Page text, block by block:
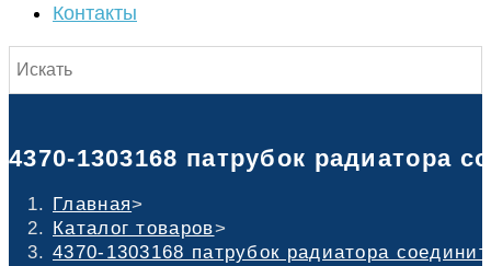
Контакты
4370-1303168 патрубок радиатора
Главная>
Каталог товаров>
4370-1303168 патрубок радиатора